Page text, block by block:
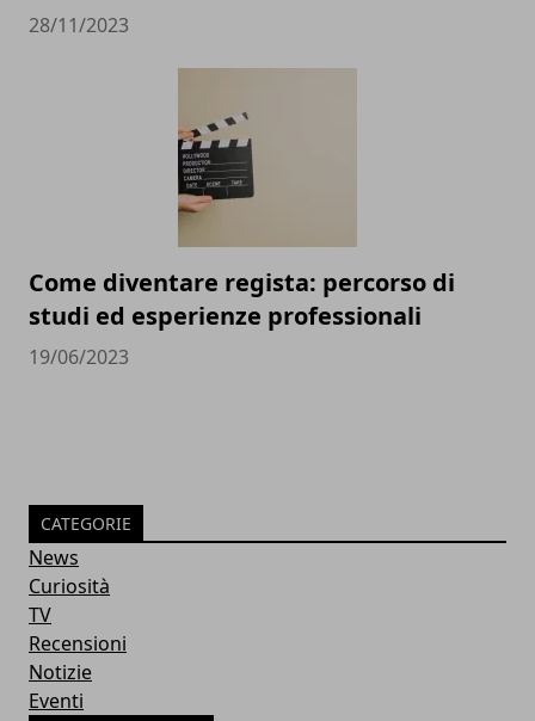
28/11/2023
Come diventare regista: percorso di
studi ed esperienze professionali
19/06/2023
CATEGORIE
News
Curiosità
TV
Recensioni
Notizie
Eventi